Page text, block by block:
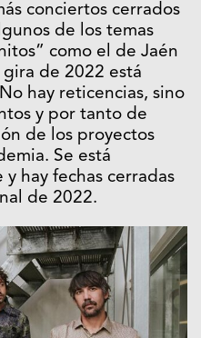
conciertos cerrados
de los temas
como el de Jaén
de 2022 está
hay reticencias, sino
y por tanto de
de los proyectos
Se está
hay fechas cerradas
de 2022.